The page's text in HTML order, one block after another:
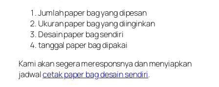
Jumlah paper bag yang dipesan
Ukuran paper bag yang diinginkan
Desain paper bag sendiri
tanggal paper bag dipakai
Kami akan segera meresponsnya dan menyiapkan
jadwalcetak paper bag desain sendiri.